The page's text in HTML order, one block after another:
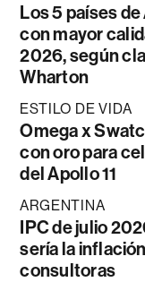
Los 5 países
con mayor
2026, según
Wharton
ESTILO DE VIDA
Omega x
con oro para
del Apollo 11
ARGENTINA
IPC de julio
sería la
consultoras